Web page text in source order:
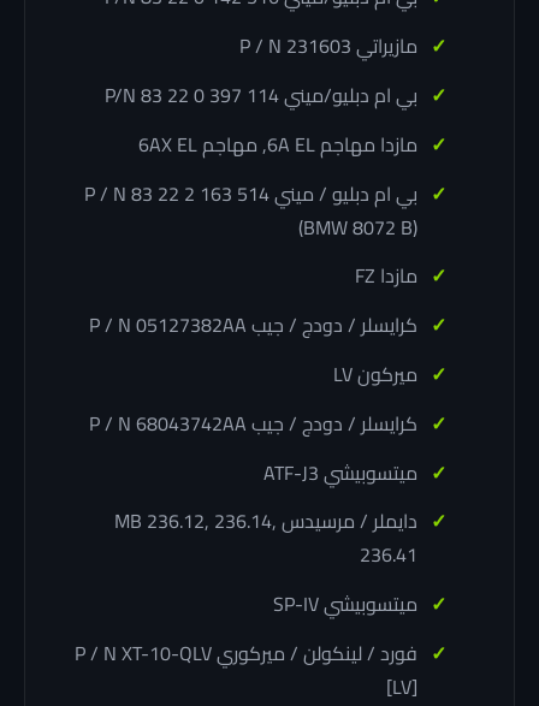
مازيراتي P / N 231603
بي ام دبليو/ميني P/N 83 22 0 397 114
مازدا مهاجم 6A EL, مهاجم 6AX EL
بي ام دبليو / ميني P / N 83 22 2 163 514
(BMW 8072 B)
مازدا FZ
كرايسلر / دودج / جيب P / N 05127382AA
ميركون LV
كرايسلر / دودج / جيب P / N 68043742AA
ميتسوبيشي ATF-J3
دايملر / مرسيدس MB 236.12, 236.14,
236.41
ميتسوبيشي SP-IV
فورد / لينكولن / ميركوري P / N XT-10-QLV
[LV]